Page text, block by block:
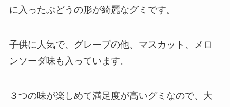
に入ったぶどうの形が綺麗なグミです。
子供に人気で、グレープの他、マスカット、メロ
ンソーダ味も入っています。
３つの味が楽しめて満足度が高いグミなので、大